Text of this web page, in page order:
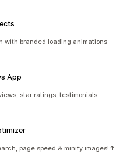
with branded loading animations
App
star ratings, testimonials
page speed & minify images!↑